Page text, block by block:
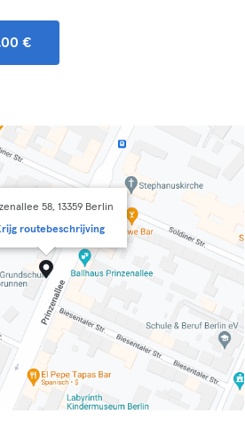
€
58, 13359 Berlin
routebeschrijving